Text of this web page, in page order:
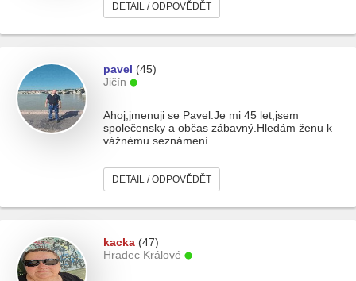
DETAIL / ODPOVĚDĚT
pavel (45)
Jičín
Ahoj,jmenuji se Pavel.Je mi 45 let,jsem
společensky a občas zábavný.Hledám ženu k
vážnému seznámení.
DETAIL / ODPOVĚDĚT
kacka (47)
Hradec Králové